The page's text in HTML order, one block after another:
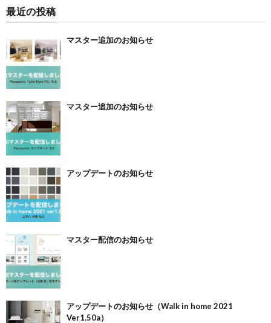
最近の投稿
マスター追加のお知らせ
マスター追加のお知らせ
アップデートのお知らせ
マスター配信のお知らせ
アップデートのお知らせ（Walk in home 2021
Ver1.50a）